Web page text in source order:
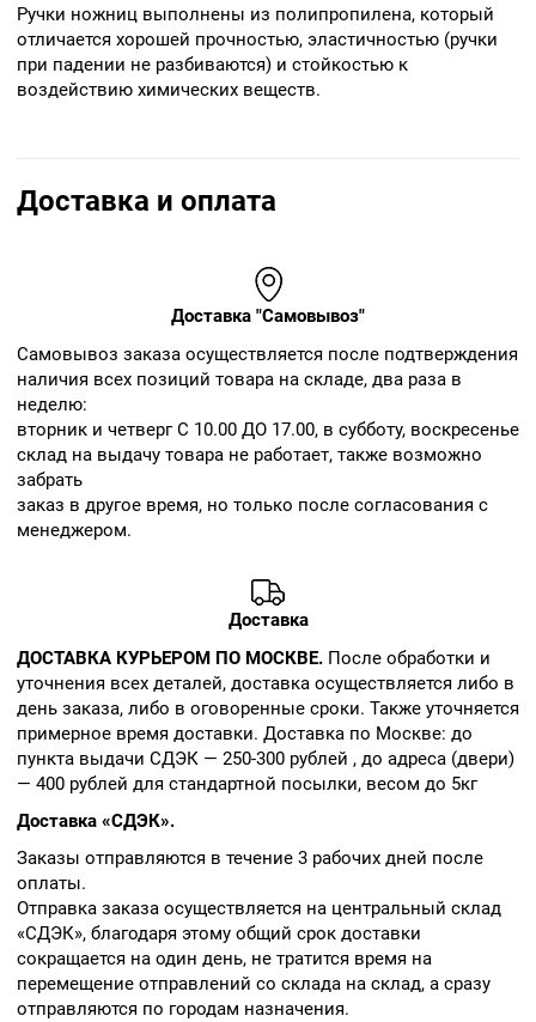
Ручки ножниц выполнены из полипропилена, который
отличается хорошей прочностью, эластичностью (ручки
при падении не разбиваются) и стойкостью к
воздействию химических веществ.
Доставка и оплата
Доставка "Самовывоз"
Cамовывоз заказа осуществляется после подтверждения
наличия всех позиций товара на складе, два раза в
неделю:
вторник и четверг С 10.00 ДО 17.00, в субботу, воскресенье
склад на выдачу товара не работает, также возможно
забрать
заказ в другое время, но только после согласования с
менеджером.
Доставка
ДОСТАВКА КУРЬЕРОМ ПО МОСКВЕ. После обработки и
уточнения всех деталей, доставка осуществляется либо в
день заказа, либо в оговоренные сроки. Также уточняется
примерное время доставки. Доставка по Москве: до
пункта выдачи СДЭК — 250-300 рублей , до адреса (двери)
— 400 рублей для стандартной посылки, весом до 5кг
Доставка «СДЭК».
Заказы отправляются в течение 3 рабочих дней после
оплаты.
Отправка заказа осуществляется на центральный склад
«СДЭК», благодаря этому общий срок доставки
сокращается на один день, не тратится время на
перемещение отправлений со склада на склад, а сразу
отправляются по городам назначения.